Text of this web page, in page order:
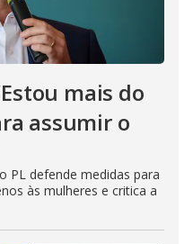
mais do
assumir o
PL defende medidas para
às mulheres e critica a